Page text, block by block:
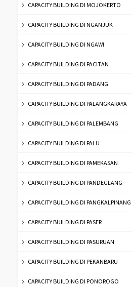
CAPACITY BUILDING DI MOJOKERTO
CAPACITY BUILDING DI NGANJUK
CAPACITY BUILDING DI NGAWI
CAPACITY BUILDING DI PACITAN
CAPACITY BUILDING DI PADANG
CAPACITY BUILDING DI PALANGKARAYA
CAPACITY BUILDING DI PALEMBANG
CAPACITY BUILDING DI PALU
CAPACITY BUILDING DI PAMEKASAN
CAPACITY BUILDING DI PANDEGLANG
CAPACITY BUILDING DI PANGKALPINANG
CAPACITY BUILDING DI PASER
CAPACITY BUILDING DI PASURUAN
CAPACITY BUILDING DI PEKANBARU
CAPACITY BUILDING DI PONOROGO